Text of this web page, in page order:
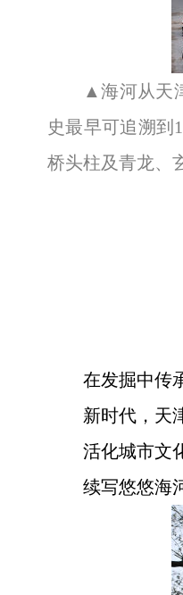
▲海河从天
史最早可追溯到
桥头柱及青龙、
在发掘中传
新时代，天
活化城市文
续写悠悠海